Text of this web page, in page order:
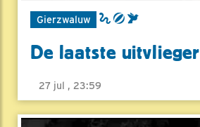
Gierzwaluw
De laatste uitvlieger
27 jul , 23:59